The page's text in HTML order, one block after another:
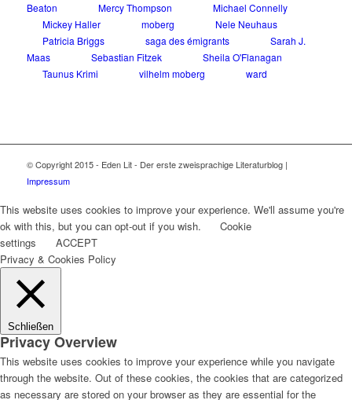
Beaton
Mercy Thompson
Michael Connelly
Mickey Haller
moberg
Nele Neuhaus
Patricia Briggs
saga des émigrants
Sarah J.
Maas
Sebastian Fitzek
Sheila O'Flanagan
Taunus Krimi
vilhelm moberg ward
© Copyright 2015 - Eden Lit - Der erste zweisprachige Literaturblog |
Impressum
This website uses cookies to improve your experience. We'll assume you're
ok with this, but you can opt-out if you wish.
Cookie
settings
ACCEPT
Privacy & Cookies Policy
Schließen
Privacy Overview
This website uses cookies to improve your experience while you navigate
through the website. Out of these cookies, the cookies that are categorized
as necessary are stored on your browser as they are essential for the